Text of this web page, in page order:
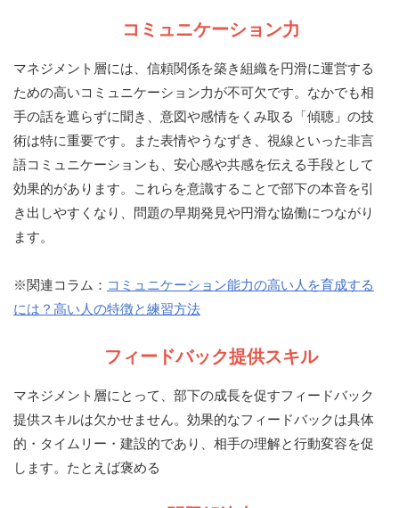
コミュニケーション力
マネジメント層には、信頼関係を築き組織を円滑に運営する
ための高いコミュニケーション力が不可欠です。なかでも相
手の話を遮らずに聞き、意図や感情をくみ取る「傾聴」の技
術は特に重要です。また表情やうなずき、視線といった非言
語コミュニケーションも、安心感や共感を伝える手段として
効果的があります。これらを意識することで部下の本音を引
き出しやすくなり、問題の早期発見や円滑な協働につながり
ます。
※関連コラム： コミュニケーション能力の高い人を育成する
には？高い人の特徴と練習方法
フィードバック提供スキル
マネジメント層にとって、部下の成長を促すフィードバック
提供スキルは欠かせません。効果的なフィードバックは具体
的・タイムリー・建設的であり、相手の理解と行動変容を促
します。たとえば褒める